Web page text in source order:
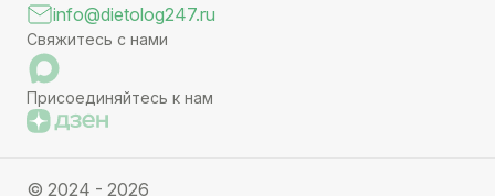
info@dietolog247.ru
Свяжитесь с нами
Присоединяйтесь к нам
© 2024 - 2026